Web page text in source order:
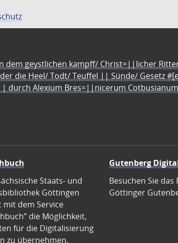
dem geystlichen kampff/ Christ=||licher
die Heel/ Todt/ Teuffel || Sünde/ Gesetz
durch Alexium Bres=||nicerum
Staats- und
Göttingen
mit dem Service
die Möglichkeit,
für die Digitalisierung
zu übernehmen.
Gutenberg
Besuchen Sie das
Göttinger